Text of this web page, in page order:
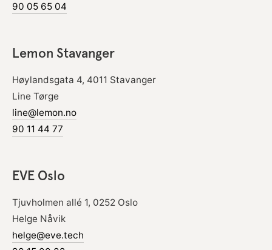
90 05 65 04
Lemon Stavanger
Høylandsgata 4, 4011 Stavanger
Line Tørge
line@lemon.no
90 11 44 77
EVE Oslo
Tjuvholmen allé 1, 0252 Oslo
Helge Nåvik
helge@eve.tech